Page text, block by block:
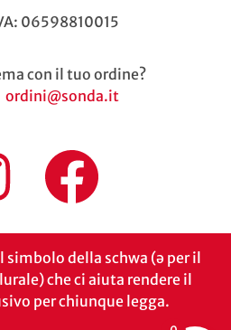
06598810015
con il tuo ordine?
ordini@sonda.it
della schwa (ə per il
che ci aiuta rendere il
per chiunque legga.